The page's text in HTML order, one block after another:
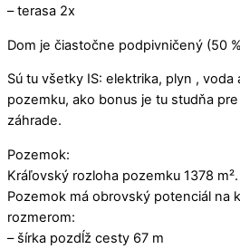
– terasa 2x
Dom je čiastočne podpivničený (50
Sú tu všetky IS: elektrika, plyn , voda
pozemku, ako bonus je tu studňa
záhrade.
Pozemok:
Kráľovský rozloha pozemku 1378
Pozemok má obrovský potenciál na
rozmerom:
– šírka pozdĺž cesty 67 m